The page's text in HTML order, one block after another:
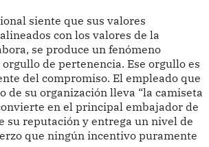
siente que sus valores
con los valores de la
se produce un fenómeno
de pertenencia. Ese orgullo es
del compromiso. El empleado que
de su organización lleva “la camiseta
en el principal embajador de
su reputación y entrega un nivel de
que ningún incentivo puramente